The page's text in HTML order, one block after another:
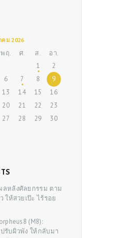
คม 2026
พฤ. ศ. ส. อา.
1
2
6 7 8
9
13 14 15
16
20 21 22
23
27 28 29
30
หลังศัลยกรรม ตาม
ให้สวยเป๊ะ ไร้รอย
(M8):
รับผิวพัง ให้กลับมา